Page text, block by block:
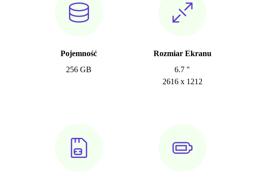
Pojemność
256 GB
Rozmiar Ekranu
6.7 "
2616 x 1212